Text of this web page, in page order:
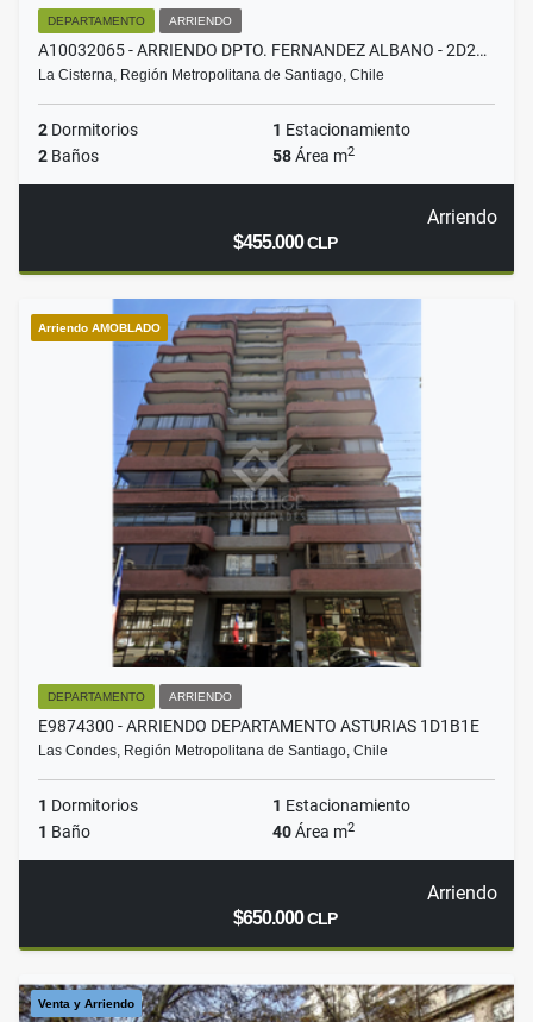
DEPARTAMENTO ARRIENDO
A10032065 - ARRIENDO DPTO. FERNANDEZ ALBANO - 2D2…
La Cisterna, Región Metropolitana de Santiago, Chile
2 Dormitorios 1 Estacionamiento
2 Baños 58Área m2
Arriendo
$455.000CLP
Arriendo AMOBLADO
DEPARTAMENTO ARRIENDO
E9874300 - ARRIENDO DEPARTAMENTO ASTURIAS 1D1B1E
Las Condes, Región Metropolitana de Santiago, Chile
1 Dormitorios 1 Estacionamiento
1 Baño 40Área m2
Arriendo
$650.000CLP
Venta y Arriendo